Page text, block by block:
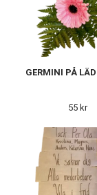
GERMINI PÅ
55 kr